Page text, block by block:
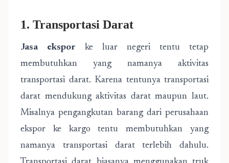
1. Transportasi Darat
Jasa ekspor ke luar negeri tentu tetap
membutuhkan yang namanya aktivitas
transportasi darat. Karena tentunya transportasi
darat mendukung aktivitas darat maupun laut.
Misalnya pengangkutan barang dari perusahaan
ekspor ke kargo tentu membutuhkan yang
namanya transportasi darat terlebih dahulu.